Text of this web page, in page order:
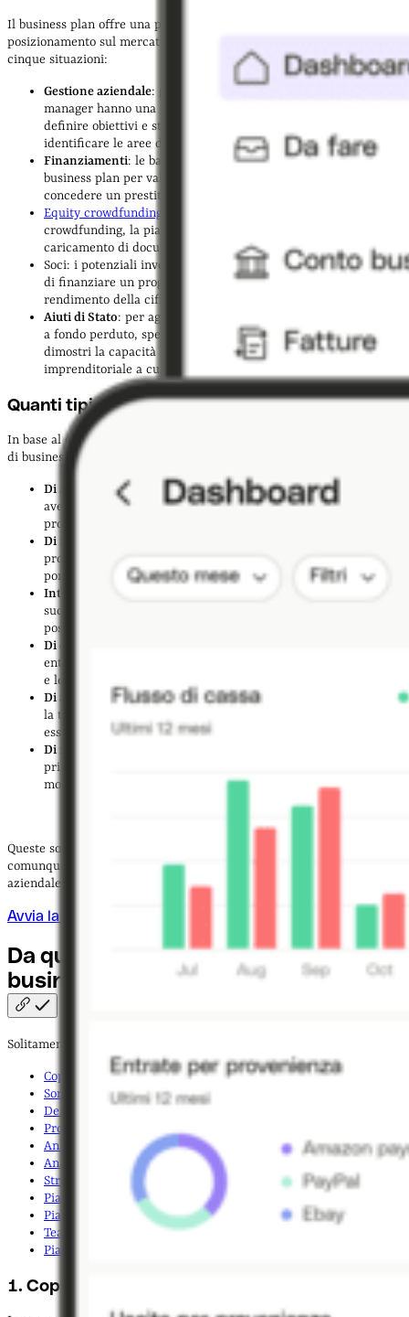
Il business plan offre una panoramica dell'impresa e del suo
posizionamento sul mercato ed è fondamentale soprattutto in queste
cinque situazioni:
Gestione aziendale: grazie a questo documento, il
manager hanno una guida da seguire per prendere decisioni,
definire obiettivi e strategie, monitorare i progressi e
identificare le aree di miglioramento
Finanziamenti: le banche e gli istituti di credito richiedono il
business plan per valutare le prospettive dell’azienda prima di
concedere un prestito
Equity crowdfunding
crowdfunding, la piattaforma intermediaria richiede il
caricamento di documenti aziendali come il business plan
Soci: i potenziali investitori consultano il business plan prima
di finanziare un progetto per ipotizzare quale sarà il futuro
rendimento della cifra investita
Aiuti di Stato: per aggiudicarsi agevolazioni, bonus o contributi
a fondo perduto, spesso devi presentare un business plan che
dimostri la capacità della tua azienda di realizzare il progetto
imprenditoriale a cui è dedicato l’incentivo
Quanti tipi di business plan esistono?
In base al contesto in cui va utilizzato, puoi redigere diverse tipologie
di business plan:
Di avviamento: utile quando stai per aprire unastartup
avere una visione d’insieme su elementi come mercato,
prodotto e competitor prima dell’avvio
Di fattibilità
prodotto o servizio, per capire se c’è un target interessato e se
porterà profitti all’azienda
Interno
successivi, definire una strategia e individuare le attività che
possono aiutare l’azienda a raggiungerli
Di espansione
entrare in nuovi mercati per stabilire le tempistiche, le attività
e le persone coinvolte nel processo
Di acquisizione: un business plan di questo tipo serve quando
la tua azienda sta per acquisire un business oppure sta per
essere acquisita da un’altra azienda
Di riposizionamento
primo passo è redigere un business plan per delineare le
modifiche da apportare e come farlo
Queste sono le tipologie principali di business plan, ma si tratta
comunque di un documento che
aziendale.
Avvia la tua impresa online
Da quali elementi è composto un
business
Solitamente, un business plan contiene
Copertina
Sommario esecutivo(o Executive summary)
Descrizione dell’azienda
Prodotti e servizi
Analisi di mercato e dei competitor
Analisi del target
Strategia aziendale
Piano operativo o Roadmap
Piano marketing
Team
Piano finanziario
1. Copertina